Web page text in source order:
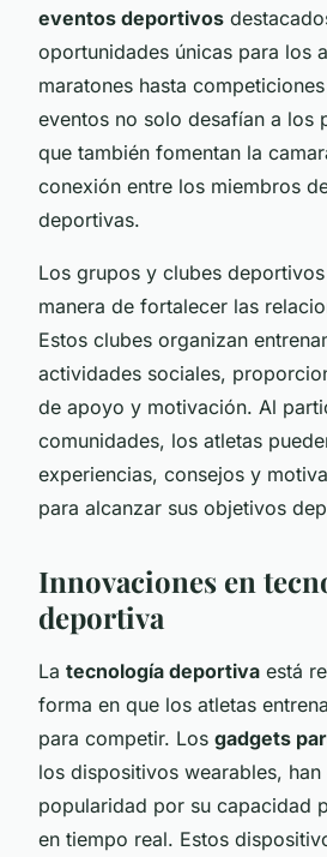
eventos deportivos
oportunidades únicas para los
maratones hasta
eventos no solo desafían a los
que también fomentan la
conexión entre los miembros
deportivas.
Los grupos y clubes
manera de fortalecer las
Estos clubes organizan
actividades sociales,
de apoyo y motivación. Al
comunidades, los atletas
experiencias, consejos y
para alcanzar sus objetivos
Innovaciones en
deportiva
La tecnología deportiva está
forma en que los atletas
para competir. Los gadgets
los dispositivos wearables, han
popularidad por su capacidad
en tiempo real. Estos